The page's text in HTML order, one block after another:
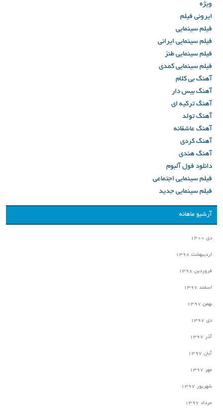
ویژه
ایرونی فیلم
فیلم سینمایی
فیلم سینمایی ایرانی
فیلم سینمایی طنز
فیلم سینمایی کمدی
آهنگ بی کلام
آهنگ بیس دار
آهنگ ترکیه ای
آهنگ تولد
آهنگ عاشقانه
آهنگ کردی
آهنگ هندی
دانلود فول آلبوم
فیلم سینمایی اجتماعی
فیلم سینمایی جدید
آرشیو ماهانه
دی ۱۴۰۰
اردیبهشت ۱۳۹۸
فروردین ۱۳۹۸
اسفند ۱۳۹۷
بهمن ۱۳۹۷
دی ۱۳۹۷
آذر ۱۳۹۷
آبان ۱۳۹۷
مهر ۱۳۹۷
شهریور ۱۳۹۷
مرداد ۱۳۹۷